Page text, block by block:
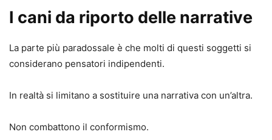
I cani da riporto delle narrative
La parte più paradossale è che molti di questi soggetti si
considerano pensatori indipendenti.
In realtà si limitano a sostituire una narrativa con un’altra.
Non combattono il conformismo.